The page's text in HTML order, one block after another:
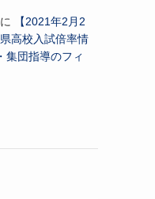
に
【2021年2月2
高校入試倍率情
集団指導のフィ